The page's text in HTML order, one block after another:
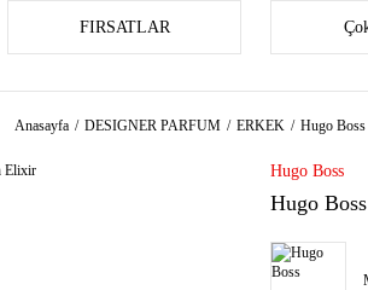
FIRSATLAR
Anasayfa DESIGNER PARFUM ERKEK Hugo
Hugo Boss
Hugo